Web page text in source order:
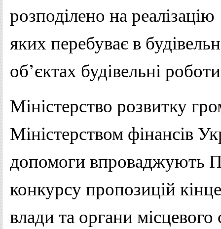
розподілено на
яких перебуває в
об’єктах будівельні
Міністерство розвитку
Міністерством фінансів
допомоги впроваджують
конкурсу пропозицій
влади та органи